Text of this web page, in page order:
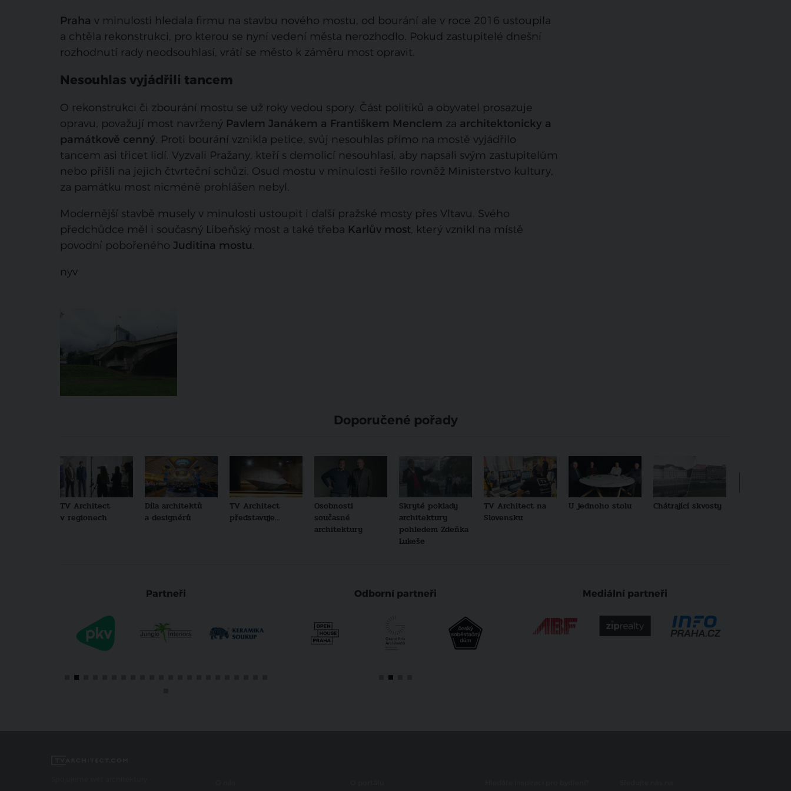
Praha v minulosti hledala firmu na stavbu nového mostu, od bourání ale v roce 2016 ustoupila
a chtěla rekonstrukci, pro kterou se nyní vedení města nerozhodlo. Pokud zastupitelé dnešní
rozhodnutí rady neodsouhlasí, vrátí se město k záměru most opravit.
Nesouhlas vyjádřili tancem
O rekonstrukci či zbourání mostu se už roky vedou spory. Část politiků a obyvatel prosazuje
opravu, považují most navržený Pavlem Janákem a Františkem Menclem za architektonicky a
památkově cenný. Proti bourání vznikla petice, svůj nesouhlas přímo na mostě vyjádřilo
tancem asi třicet lidí. Vyzvali Pražany, kteří s demolicí nesouhlasí, aby napsali svým zastupitelům
nebo přišli na jejich čtvrteční schůzi. Osud mostu v minulosti řešilo rovněž Ministerstvo kultury,
za památku most nicméně prohlášen nebyl.
Modernější stavbě musely v minulosti ustoupit i další pražské mosty přes Vltavu. Svého
předchůdce měl i současný Libeňský most a také třeba Karlův most, který vznikl na místě
povodní pobořeného Juditina mostu.
nyv
Doporučené pořady
TV Architect
v regionech
Díla architektů
a designérů
TV Architect
představuje...
Osobnosti
současné
architektury
Skryté poklady
architektury
pohledem Zdeňka
Lukeše
TV Architect na
Slovensku
U jednoho stolu Chátrající skvosty
Partneři Odborní partneři Mediální partneři